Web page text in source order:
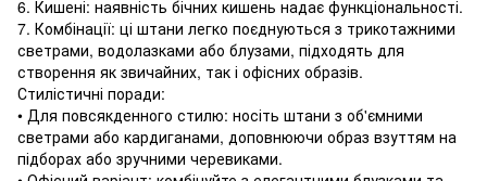
6. Кишені: наявність бічних кишень надає функціональності.
7. Комбінації: ці штани легко поєднуються з трикотажними
светрами, водолазками або блузами, підходять для
створення як звичайних, так і офісних образів.
Стилістичні поради:
• Для повсякденного стилю: носіть штани з об'ємними
светрами або кардиганами, доповнюючи образ взуттям на
підборах або зручними черевиками.